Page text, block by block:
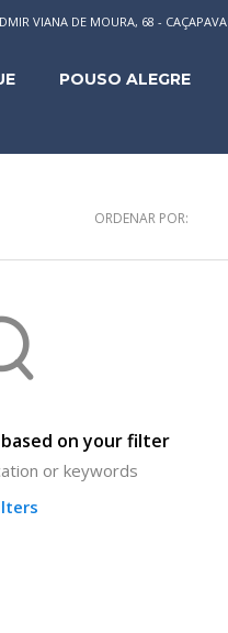
VIANA DE MOURA, 68 - CAÇAPAVA
POUSO ALEGRE
ORDENAR POR:
on your filter
or keywords